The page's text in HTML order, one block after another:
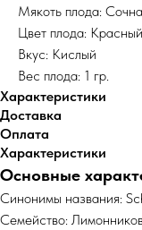
Мякоть плода:
Цвет плода: Красный
Вкус: Кислый
Вес плода: 1 гр.
Характеристики
Доставка
Оплата
Характеристики
Основные
Синонимы названия:
Семейство: